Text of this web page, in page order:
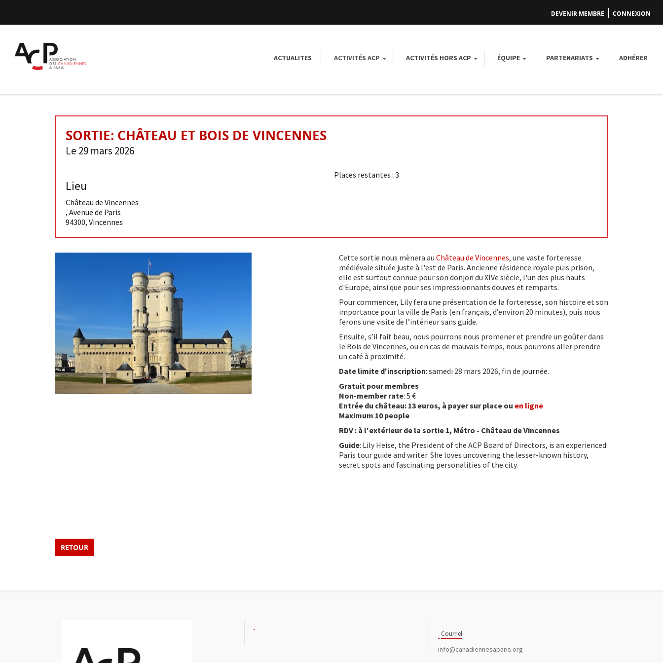
DEVENIR MEMBRE CONNEXION
ACTUALITES ACTIVITÉS ACP ACTIVITÉS HORS ACP ÉQUIPE PARTENARIATS ADHÉRER
SORTIE: CHÂTEAU ET BOIS DE VINCENNES
Le 29 mars 2026
Lieu
Château de Vincennes
, Avenue de Paris
94300, Vincennes
Places restantes : 3
Cette sortie nous mènera au Château de Vincennes, une vaste forteresse
médiévale située juste à l'est de Paris. Ancienne résidence royale puis prison,
elle est surtout connue pour son donjon du XIVe siècle, l'un des plus hauts
d'Europe, ainsi que pour ses impressionnants douves et remparts.
Pour commencer, Lily fera une présentation de la forteresse, son histoire et son
importance pour la ville de Paris (en français, d’environ 20 minutes), puis nous
ferons une visite de l’intérieur sans guide.
Ensuite, s’il fait beau, nous pourrons nous promener et prendre un goûter dans
le Bois de Vincennes, ou en cas de mauvais temps, nous pourrons aller prendre
un café à proximité.
Date limite d'inscription: samedi 28 mars 2026, fin de journée.
Gratuit pour membres
Non-member rate: 5 €
Entrée du château: 13 euros, à payer sur place ou en ligne
Maximum 10 people
RDV : à l'extérieur de la sortie 1, Métro - Château de Vincennes
Guide: Lily Heise, the President of the ACP Board of Directors, is an experienced
Paris tour guide and writer. She loves uncovering the lesser-known history,
secret spots and fascinating personalities of the city.
RETOUR
Courriel
info@canadiennesaparis.org